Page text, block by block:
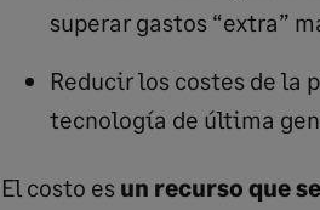
superar gastos “extra”
Reducir los costes de la
tecnología de última
El costo es un recurso que